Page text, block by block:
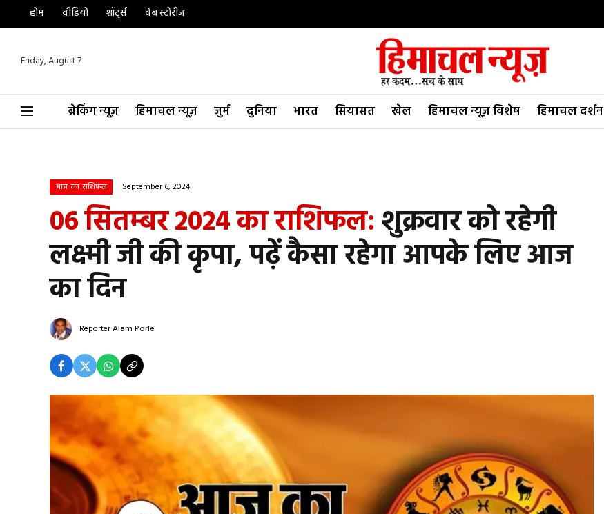
होम वीडियो शॉर्ट्स वेब स्टोरीज
Friday, August 7
ब्रेकिंग न्यूज़ हिमाचल न्यूज़ जुर्म दुनिया भारत सियासत खेल हिमाचल न्यूज़ विशेष हिमाचल दर्शन
आज का राशिफल September 6, 2024
06 सितम्बर 2024 का राशिफल: शुक्रवार को रहेगी
लक्ष्मी जी की कृपा, पढ़ें कैसा रहेगा आपके लिए आज
का दिन
ReporterAlam Porle